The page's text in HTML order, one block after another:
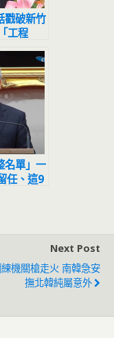
戳破新竹
工程
這件事
名單」一
任、這9
Next Post
機關槍走火 南韓急安
撫北韓純屬意外